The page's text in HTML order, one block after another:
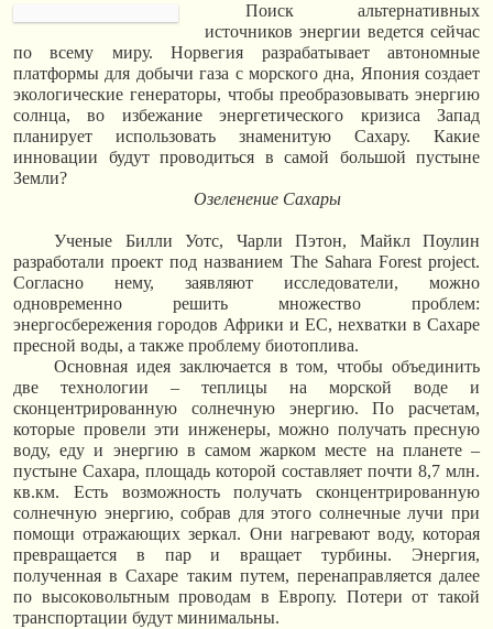
Поиск альтернативных
источников энергии ведется сейчас
по всему миру. Норвегия разрабатывает автономные
платформы для добычи газа с морского дна, Япония создает
экологические генераторы, чтобы преобразовывать энергию
солнца, во избежание энергетического кризиса Запад
планирует использовать знаменитую Сахару. Какие
инновации будут проводиться в самой большой пустыне
Земли?
Озеленение Сахары
Ученые Билли Уотс, Чарли Пэтон, Майкл Поулин
разработали проект под названием The Sahara Forest project.
Согласно нему, заявляют исследователи, можно
одновременно решить множество проблем:
энергосбережения городов Африки и ЕС, нехватки в Сахаре
пресной воды, а также проблему биотоплива.
Основная идея заключается в том, чтобы объединить
две технологии – теплицы на морской воде и
сконцентрированную солнечную энергию. По расчетам,
которые провели эти инженеры, можно получать пресную
воду, еду и энергию в самом жарком месте на планете –
пустыне Сахара, площадь которой составляет почти 8,7 млн.
кв.км. Есть возможность получать сконцентрированную
солнечную энергию, собрав для этого солнечные лучи при
помощи отражающих зеркал. Они нагревают воду, которая
превращается в пар и вращает турбины. Энергия,
полученная в Сахаре таким путем, перенаправляется далее
по высоковольтным проводам в Европу. Потери от такой
транспортации будут минимальны.